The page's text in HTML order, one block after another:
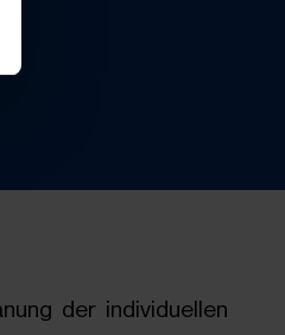
der individuellen